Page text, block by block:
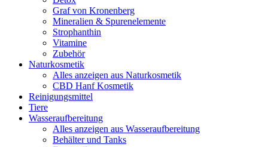
Graf von Kronenberg
Mineralien & Spurenelemente
Strophanthin
Vitamine
Zubehör
Naturkosmetik
Alles anzeigen aus Naturkosmetik
CBD Hanf Kosmetik
Reinigungsmittel
Tiere
Wasseraufbereitung
Alles anzeigen aus Wasseraufbereitung
Behälter und Tanks